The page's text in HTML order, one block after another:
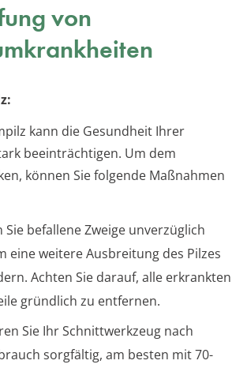
von
kann die Gesundheit Ihrer
beeinträchtigen. Um dem
können Sie folgende Maßnahmen
Sie befallene Zweige unverzüglich
eine weitere Ausbreitung des Pilzes
Achten Sie darauf, alle erkrankten
gründlich zu entfernen.
Sie Ihr Schnittwerkzeug nach
sorgfältig, am besten mit 70-